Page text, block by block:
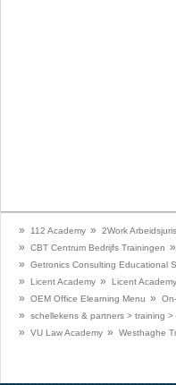
» 112 Academy » 2Work
» CBT Centrum Bedrijfs Trainingen »
» Getronics Consulting Educational
» Licent Academy » Licent Academy
» OEM Office Elearning Menu »
» schellekens & partners > training >
»
VU Law Academy » Westhaghe